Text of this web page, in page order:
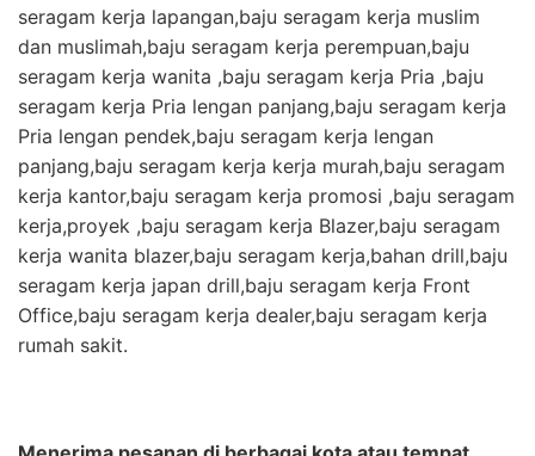
seragam kerja lapangan,baju seragam kerja muslim
dan muslimah,baju seragam kerja perempuan,baju
seragam kerja wanita ,baju seragam kerja Pria ,baju
seragam kerja Pria lengan panjang,baju seragam kerja
Pria lengan pendek,baju seragam kerja lengan
panjang,baju seragam kerja kerja murah,baju seragam
kerja kantor,baju seragam kerja promosi ,baju seragam
kerja,proyek ,baju seragam kerja Blazer,baju seragam
kerja wanita blazer,baju seragam kerja,bahan drill,baju
seragam kerja japan drill,baju seragam kerja Front
Office,baju seragam kerja dealer,baju seragam kerja
rumah sakit.